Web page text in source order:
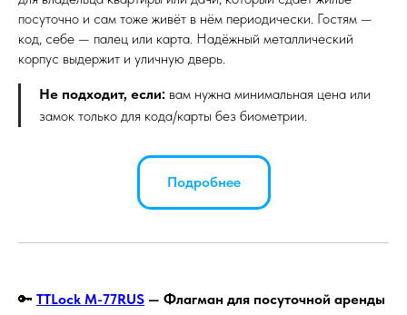
посуточно и сам тоже живёт в нём периодически. Гостям —
код, себе — палец или карта. Надёжный металлический
корпус выдержит и уличную дверь.
Не подходит, если: вам нужна минимальная цена или
замок только для кода/карты без биометрии.
Подробнее
🔑 TTLock M-77RUS — Флагман для посуточной аренды